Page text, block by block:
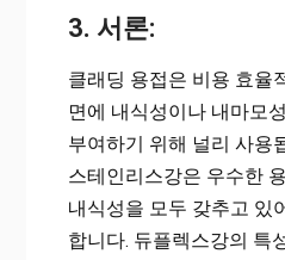
3. 서론:
클래딩 용접은 비용 효율
면에 내식성이나 내마모
부여하기 위해 널리 사용
스테인리스강은 우수한
내식성을 모두 갖추고 있
합니다. 듀플렉스강의 특